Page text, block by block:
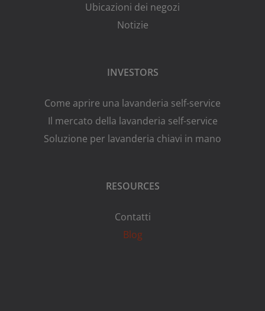
Ubicazioni dei negozi
Notizie
INVESTORS
Come aprire una lavanderia self-service
Il mercato della lavanderia self-service
Soluzione per lavanderia chiavi in mano
RESOURCES
Contatti
Blog